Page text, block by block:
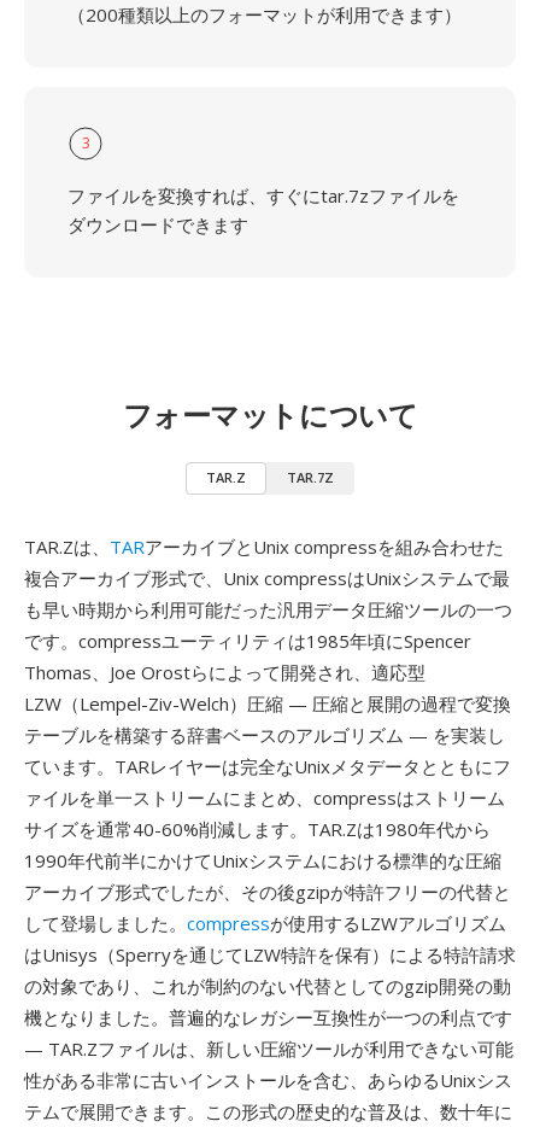
（200種類以上のフォーマットが利用できます）
3
ファイルを変換すれば、すぐにtar.7zファイルを
ダウンロードできます
フォーマットについて
TAR.Z TAR.7Z
TAR.Zは、 TARアーカイブとUnix compressを組み合わせた
複合アーカイブ形式で、Unix compressはUnixシステムで最
も早い時期から利用可能だった汎用データ圧縮ツールの一つ
です。compressユーティリティは1985年頃にSpencer
Thomas、Joe Orostらによって開発され、適応型
LZW（Lempel-Ziv-Welch）圧縮 — 圧縮と展開の過程で変換
テーブルを構築する辞書ベースのアルゴリズム — を実装し
ています。TARレイヤーは完全なUnixメタデータとともにフ
ァイルを単一ストリームにまとめ、compressはストリーム
サイズを通常40-60%削減します。TAR.Zは1980年代から
1990年代前半にかけてUnixシステムにおける標準的な圧縮
アーカイブ形式でしたが、その後gzipが特許フリーの代替と
して登場しました。 compressが使用するLZWアルゴリズム
はUnisys（Sperryを通じてLZW特許を保有）による特許請求
の対象であり、これが制約のない代替としてのgzip開発の動
機となりました。普遍的なレガシー互換性が一つの利点です
— TAR.Zファイルは、新しい圧縮ツールが利用できない可能
性がある非常に古いインストールを含む、あらゆるUnixシス
テムで展開できます。この形式の歴史的な普及は、数十年に